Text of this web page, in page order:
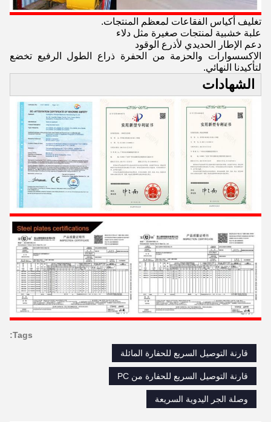
تغليف أكياس الفقاعات لمعظم المنتجات.
علبة خشبية لمنتجات صغيرة مثل دلاء
دعم الإطار الحديدي لأذرع الوقود
الاكسسوارات والحزمة من الحفرة ذراع الطول الرفيع تخضع
لتأكيدنا النهائي.
الشهادات
Tags:
قارنة التوصيل السريع للحفارة المائلة
قارنة التوصيل السريع للحفارة من PC
وصلة الجر اليدوية السريعة